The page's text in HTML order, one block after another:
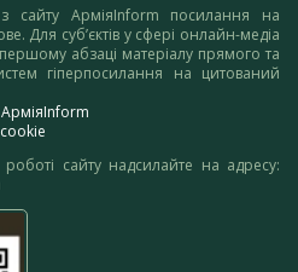
сайту АрміяInform посилання на
Для суб’єктів у сфері онлайн-медіа
абзаці матеріалу прямого та
гіперпосилання на цитований
сайту надсилайте на адресу: